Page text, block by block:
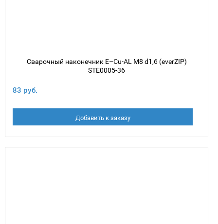
Сварочный наконечник E–Cu-AL М8 d1,6 (everZIP)
STE0005-36
83 руб.
Добавить к заказу